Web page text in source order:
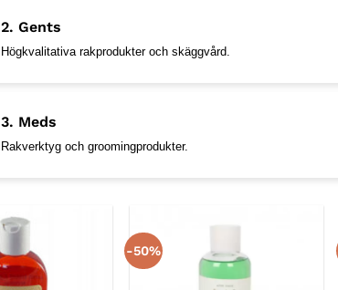
2. Gents
Högkvalitativa rakprodukter och skäggvård.
3. Meds
Rakverktyg och groomingprodukter.
-50%